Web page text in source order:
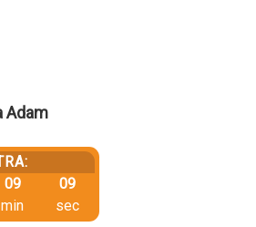
Adam
09
min
09
sec